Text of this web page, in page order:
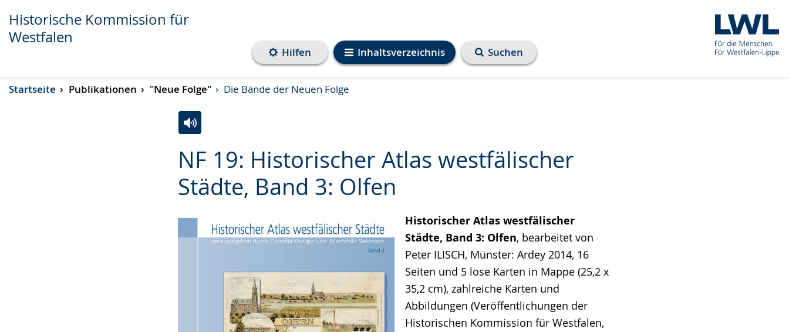
Transkript anzeigen
Abspielen
Pausieren
Historische Kommission für
Westfalen
Inhaltsverzeichnis
Hilfen Suchen
Startseite Publikationen "Neue Folge" Die Bände der Neuen Folge
NF 19: Historischer Atlas westfälischer
Städte, Band 3: Olfen
Historischer Atlas westfälischer
Städte, Band 3: Olfen, bearbeitet von
Peter ILISCH, Münster: Ardey 2014, 16
Seiten und 5 lose Karten in Mappe (25,2 x
35,2 cm), zahlreiche Karten und
Abbildungen (Veröffentlichungen der
Historischen Kommission für Westfalen,
Leichten
Sprache
wechseln.
Audio-
Unterstützung.
Video
in
Deutscher
angezeigt.